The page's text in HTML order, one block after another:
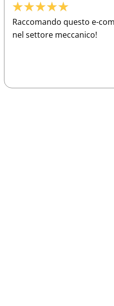
★★★★★
Raccomando questo e-
nel settore meccanico!